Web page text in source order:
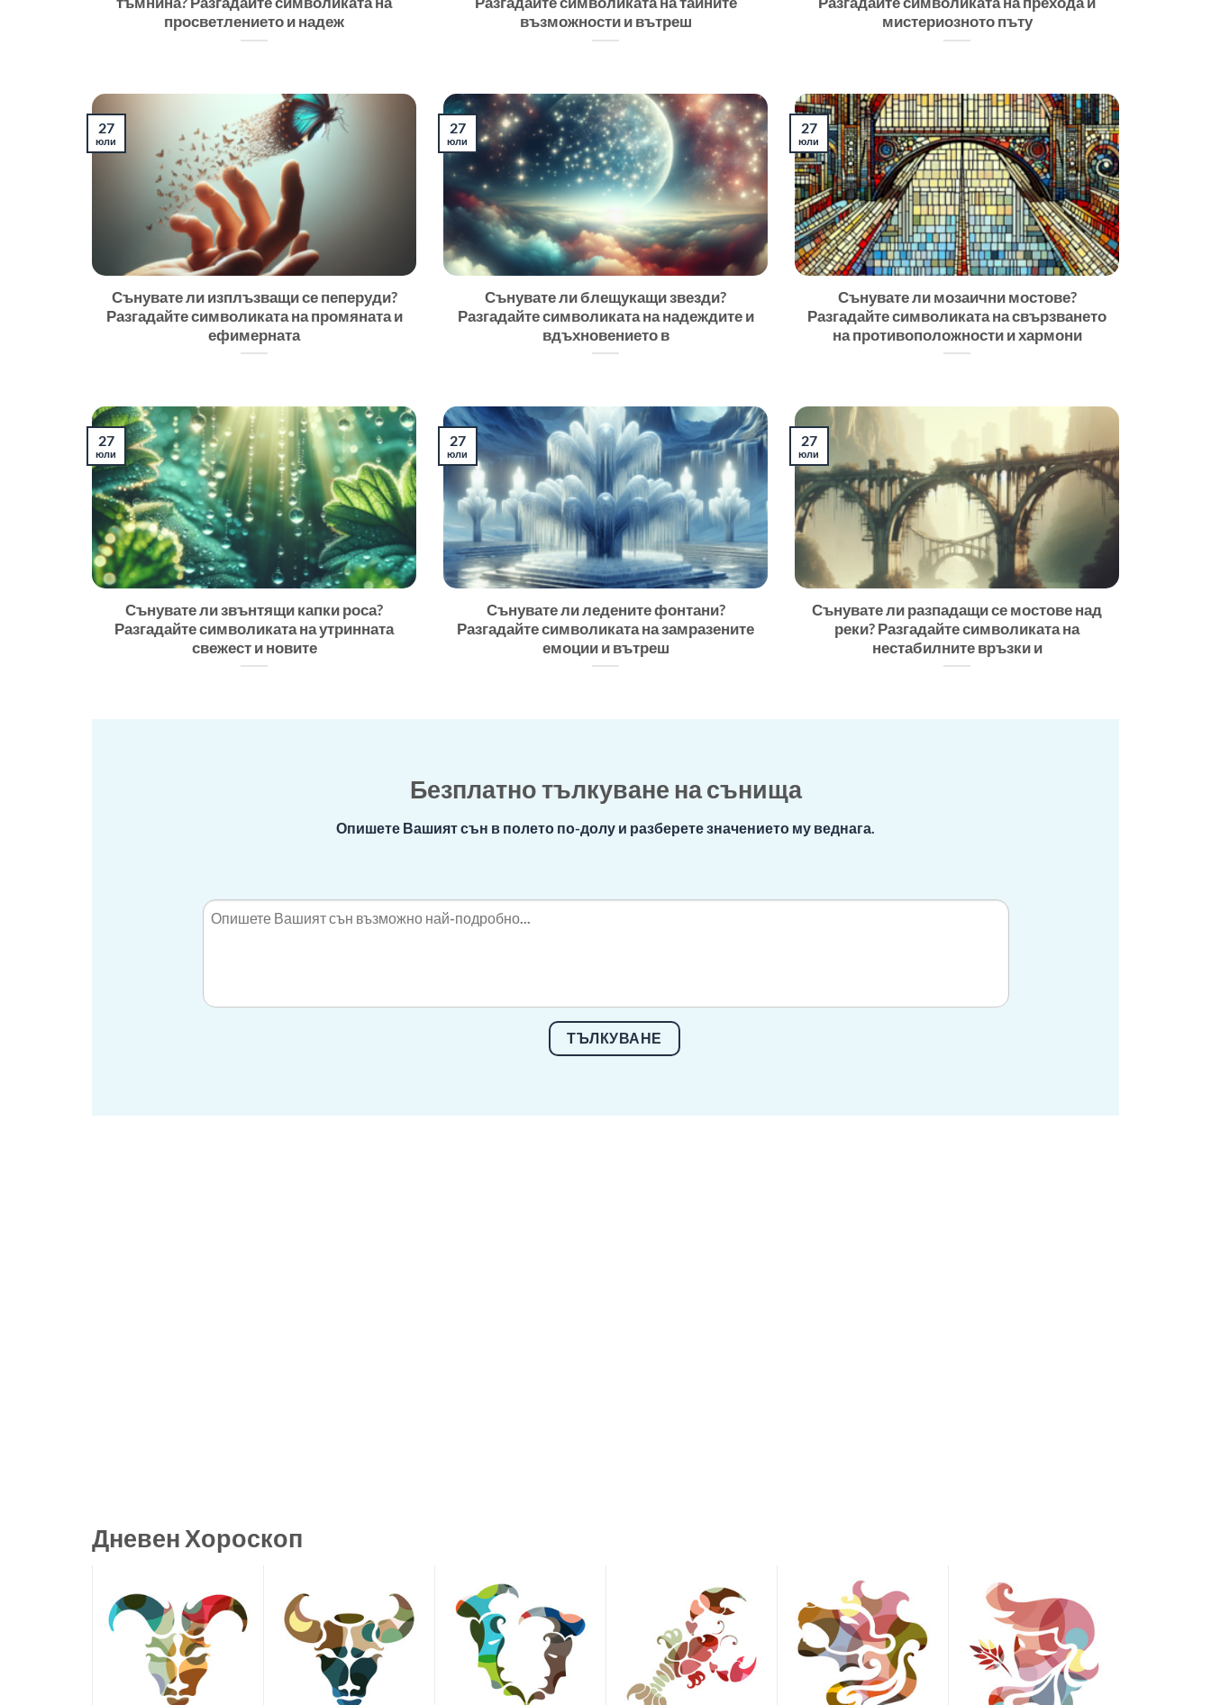
просветлението и надеж
възможности и вътреш
мистериозното пъту
Сънувате ли изплъзващи се пеперуди?
Разгадайте символиката на промяната и
ефимерната
27
юли
Сънувате ли блещукащи звезди?
Разгадайте символиката на надеждите и
вдъхновението в
27
юли
Сънувате ли мозаични мостове?
Разгадайте символиката на свързването
на противоположности и хармони
27
юли
Сънувате ли звънтящи капки роса?
Разгадайте символиката на утринната
свежест и новите
27
юли
Сънувате ли ледените фонтани?
Разгадайте символиката на замразените
емоции и вътреш
27
юли
Сънувате ли разпадащи се мостове над
реки? Разгадайте символиката на
нестабилните връзки и
27
юли
Безплатно тълкуване на сънища
Опишете Вашият сън в полето по-долу и разберете значението му веднага.
ТЪЛКУВАНЕ
Дневен Хороскоп